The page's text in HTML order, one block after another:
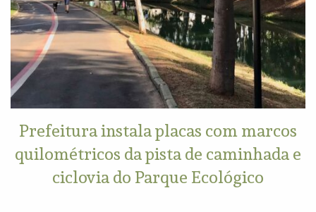
Prefeitura instala placas com marcos
quilométricos da pista de caminhada e
ciclovia do Parque Ecológico